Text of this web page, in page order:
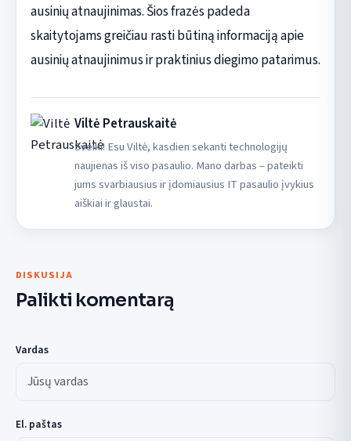
ausinių atnaujinimas. Šios frazės padeda
skaitytojams greičiau rasti būtiną informaciją apie
ausinių atnaujinimus ir praktinius diegimo patarimus.
Viltė Petrauskaitė
Sveiki! Esu Viltė, kasdien sekanti technologijų
naujienas iš viso pasaulio. Mano darbas – pateikti
jums svarbiausius ir įdomiausius IT pasaulio įvykius
aiškiai ir glaustai.
DISKUSIJA
Palikti komentarą
Vardas
El. paštas